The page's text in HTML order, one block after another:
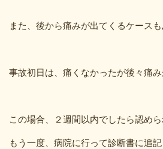
また、後から痛みが出てくるケース
事故初日は、痛くなかったが後々痛
この場合、２週間以内でしたら認め
もう一度、病院に行って診断書に追